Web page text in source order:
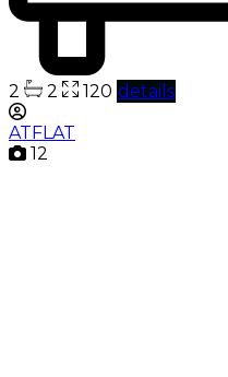
2 2 120 details
ATFLAT
12